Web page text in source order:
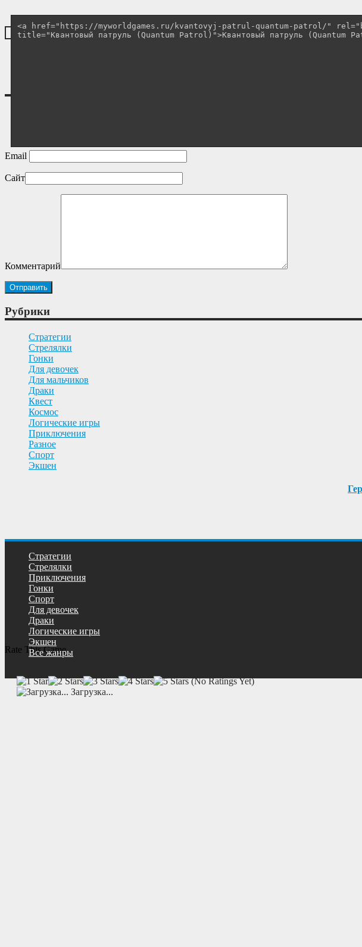
Rate This Game
(No Ratings Yet)
Загрузка...
Email
Сайт
Комментарий
Рубрики
Cтратегии
Cтрелялки
Гонки
Для девочек
Для мальчиков
Драки
Квест
Космос
Логические игры
Приключения
Разное
Спорт
Экшен
Cтратегии
Cтрелялки
Приключения
Гонки
Спорт
Для девочек
Драки
Логические игры
Экшен
Все жанры